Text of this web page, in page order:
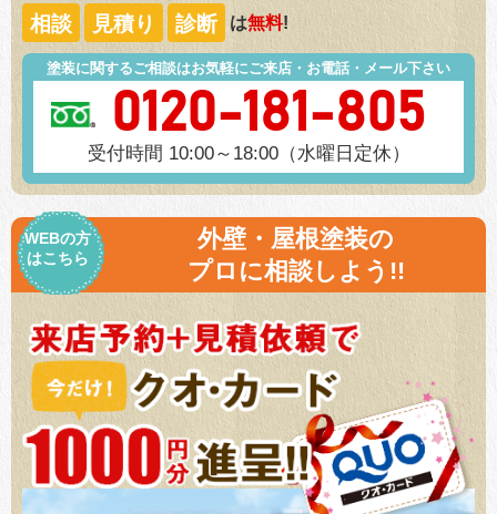
相談 見積り 診断 は無料!
塗装に関するご相談はお気軽にご来店・お電話・メール下さい
0120-181-805
受付時間 10:00～18:00（水曜日定休）
WEBの方
はこちら
外壁・屋根塗装の
プロに相談しよう!!